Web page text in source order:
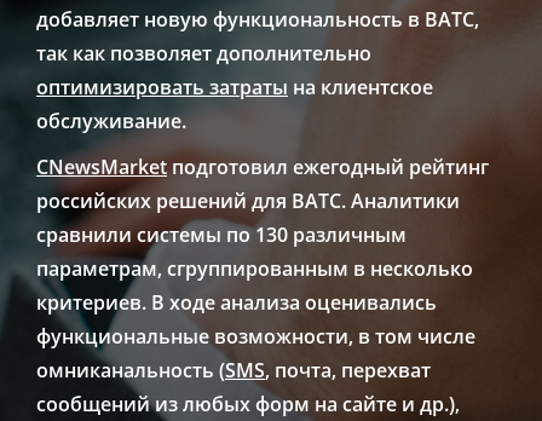
добавляет новую функциональность в ВАТС,
так как позволяет дополнительно
оптимизировать затраты на клиентское
обслуживание.
CNewsMarket подготовил ежегодный рейтинг
российских решений для ВАТС. Аналитики
сравнили системы по 130 различным
параметрам, сгруппированным в несколько
критериев. В ходе анализа оценивались
функциональные возможности, в том числе
омниканальность (SMS, почта, перехват
сообщений из любых форм на сайте и др.),